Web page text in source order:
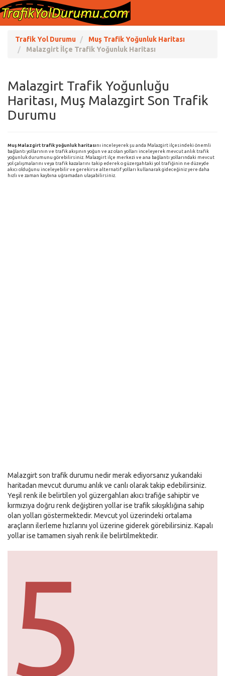
Trafik Yol Durumu
Muş Trafik Yoğunluk Haritası
Malazgirt İlçe Trafik Yoğunluk Haritası
Malazgirt Trafik Yoğunluğu
Haritası, Muş Malazgirt Son Trafik
Durumu
Muş Malazgirt trafik yoğunluk haritası nı inceleyerek şu anda Malazgirt ilçesindeki önemli
bağlantı yollarının ve trafik akışının yoğun ve az olan yolları inceleyerek mevcut anlık trafik
yoğunluk durumunu görebilirsiniz. Malazgirt ilçe merkezi ve ana bağlantı yollarındaki mevcut
yol çalışmalarını veya trafik kazalarını takip ederek o güzergahtaki yol trafiğinin ne düzeyde
akıcı olduğunu inceleyebilir ve gerekirse alternatif yolları kullanarak gideceğiniz yere daha
hızlı ve zaman kaybına uğramadan ulaşabilirsiniz.
Malazgirt son trafik durumu nedir merak ediyorsanız yukarıdaki
haritadan mevcut durumu anlık ve canlı olarak takip edebilirsiniz.
Yeşil renk ile belirtilen yol güzergahları akıcı trafiğe sahiptir ve
kırmızıya doğru renk değiştiren yollar ise trafik sıkışıklığına sahip
olan yolları göstermektedir. Mevcut yol üzerindeki ortalama
araçların ilerleme hızlarını yol üzerine giderek görebilirsiniz. Kapalı
yollar ise tamamen siyah renk ile belirtilmektedir.
5